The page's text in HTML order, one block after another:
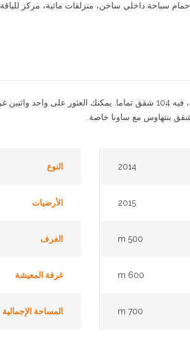
سباحة داخلي ساخن، منزلقات مائية، مركز
مجمع إمرالد تورس، يتألف من مبنيين من 8 طوابق، فيه 104 شقق تماما.
النوع
الأرضيات
الغرف
غرفة المعيشة
المساحة الإجمالية
2014
2015
500 m
600 m
700 m